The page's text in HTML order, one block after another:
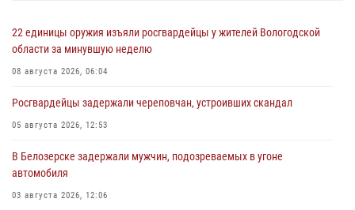
22 единицы оружия изъяли росгвардейцы у жителей Вологодской
области за минувшую неделю
08 августа 2026, 06:04
Росгвардейцы задержали череповчан, устроивших скандал
05 августа 2026, 12:53
В Белозерске задержали мужчин, подозреваемых в угоне
автомобиля
03 августа 2026, 12:06